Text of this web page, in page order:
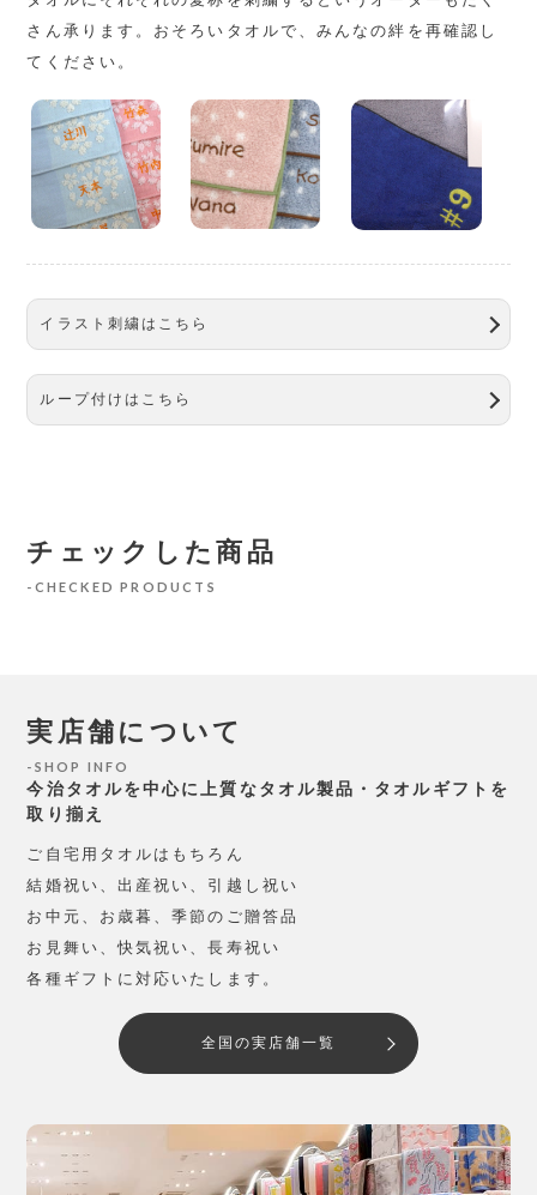
さん承ります。おそろいタオルで、みんなの絆を再確認し
てください。
イラスト刺繍はこちら
ループ付けはこちら
チェックした商品
CHECKED PRODUCTS
実店舗について
SHOP INFO
今治タオルを中心に上質なタオル製品・タオルギフトを
取り揃え
ご自宅用タオルはもちろん
結婚祝い、出産祝い、引越し祝い
お中元、お歳暮、季節のご贈答品
お見舞い、快気祝い、長寿祝い
各種ギフトに対応いたします。
全国の実店舗一覧